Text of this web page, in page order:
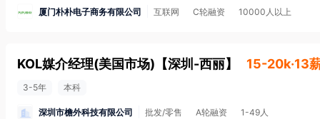
厦门朴朴电子商务有限公司 互联网 C轮融资 10000人以上
KOL媒介经理(美国市场) 【深圳-西丽】 15-20k·13
3-5年 本科
深圳市檐外科技有限公司 批发/零售 A轮融资 1-49人